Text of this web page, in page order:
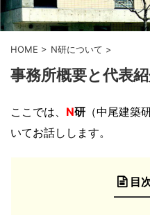
HOME > N研について >
事務所概要と代表
ここでは、 N研 （中尾建築
いてお話しします。
目